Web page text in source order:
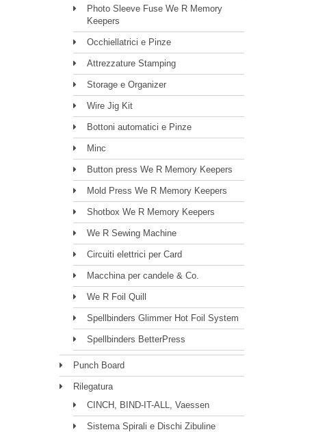
Photo Sleeve Fuse We R Memory
Keepers
Occhiellatrici e Pinze
Attrezzature Stamping
Storage e Organizer
Wire Jig Kit
Bottoni automatici e Pinze
Minc
Button press We R Memory Keepers
Mold Press We R Memory Keepers
Shotbox We R Memory Keepers
We R Sewing Machine
Circuiti elettrici per Card
Macchina per candele & Co.
We R Foil Quill
Spellbinders Glimmer Hot Foil System
Spellbinders BetterPress
Punch Board
Rilegatura
CINCH, BIND-IT-ALL, Vaessen
Sistema Spirali e Dischi Zibuline